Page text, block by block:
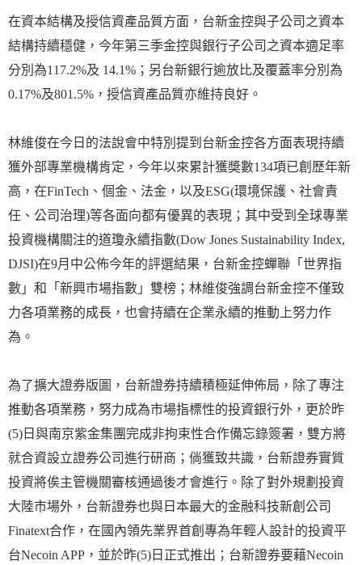
在資本結構及授信資產品質方面，台新金控與子公司之資本
結構持續穩健，今年第三季金控與銀行子公司之資本適足率
分別為117.2%及 14.1%；另台新銀行逾放比及覆蓋率分別為
0.17%及801.5%，授信資產品質亦維持良好。
林維俊在今日的法說會中特別提到台新金控各方面表現持續
獲外部專業機構肯定，今年以來累計獲奬數134項已創歷年新
高，在FinTech、個金、法金，以及ESG(環境保護、社會責
任、公司治理)等各面向都有優異的表現；其中受到全球專業
投資機構關注的道瓊永續指數(Dow Jones Sustainability Index,
DJSI)在9月中公佈今年的評選結果，台新金控蟬聯「世界指
數」和「新興市場指數」雙榜；林維俊強調台新金控不僅致
力各項業務的成長，也會持續在企業永續的推動上努力作
為。
為了擴大證券版圖，台新證券持續積極延伸佈局，除了專注
推動各項業務，努力成為市場指標性的投資銀行外，更於昨
(5)日與南京紫金集團完成非拘束性合作備忘錄簽署，雙方將
就合資設立證券公司進行研商；倘獲致共識，台新證券實質
投資將俟主管機關審核通過後才會進行。除了對外規劃投資
大陸市場外，台新證券也與日本最大的金融科技新創公司
Finatext合作，在國內領先業界首創專為年輕人設計的投資平
台Necoin APP，並於昨(5)日正式推出；台新證券要藉Necoin